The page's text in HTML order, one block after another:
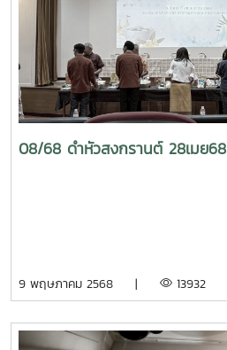
08/68 ดำหัวสงกรานต์ 28เมย68
9 พฤษภาคม 2568 | 13932